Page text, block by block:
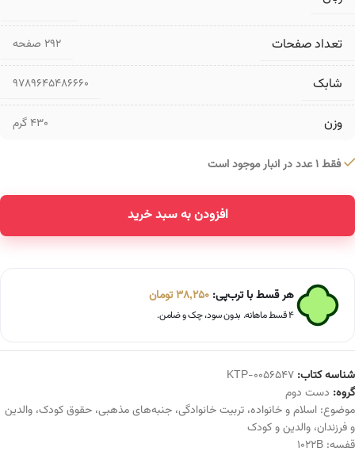
تعداد صفحات ۲۹۲ صفحه
شابک 9789645486660
وزن 430 گرم
فقط 1 عدد در انبار موجود است
افزودن به سبد خرید
هر قسط با ترب‌پی: 38,250تومان
۴ قسط ماهانه. بدون سود، چک و ضامن.
شناسه کتاب: KTP-0056547
گروه: دست دوم
موضوع: اسلام و خانواده، تربیت خانوادگی، جنبه‌های مذهبی، حقوق کودک، والدین
و فرزندان، والدین و کودک
قفسه: 1022B